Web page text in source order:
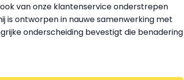
van onze klantenservice onderstrepen
is ontworpen in nauwe samenwerking met
onderscheiding bevestigt die benadering